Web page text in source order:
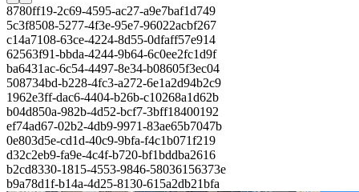
8780ff19-2c69-4595-ac27-a9e7baf1d749
5c3f8508-5277-4f3e-95e7-96022acbf267
c14a7108-63ce-4224-8d55-0dfaff57e914
62563f91-bbda-4244-9b64-6c0ee2fc1d9f
ba6431ac-6c54-4497-8e34-b08605f3ec04
508734bd-b228-4fc3-a272-6e1a2d94b2c9
1962e3ff-dac6-4404-b26b-c10268a1d62b
b04d850a-982b-4d52-bcf7-3bff18400192
ef74ad67-02b2-4db9-9971-83ae65b7047b
0e803d5e-cd1d-40c9-9bfa-f4c1b071f219
d32c2eb9-fa9e-4c4f-b720-bf1bddba2616
b2cd8330-1815-4553-9846-58036156373e
b9a78d1f-b14a-4d25-8130-615a2db21bfa